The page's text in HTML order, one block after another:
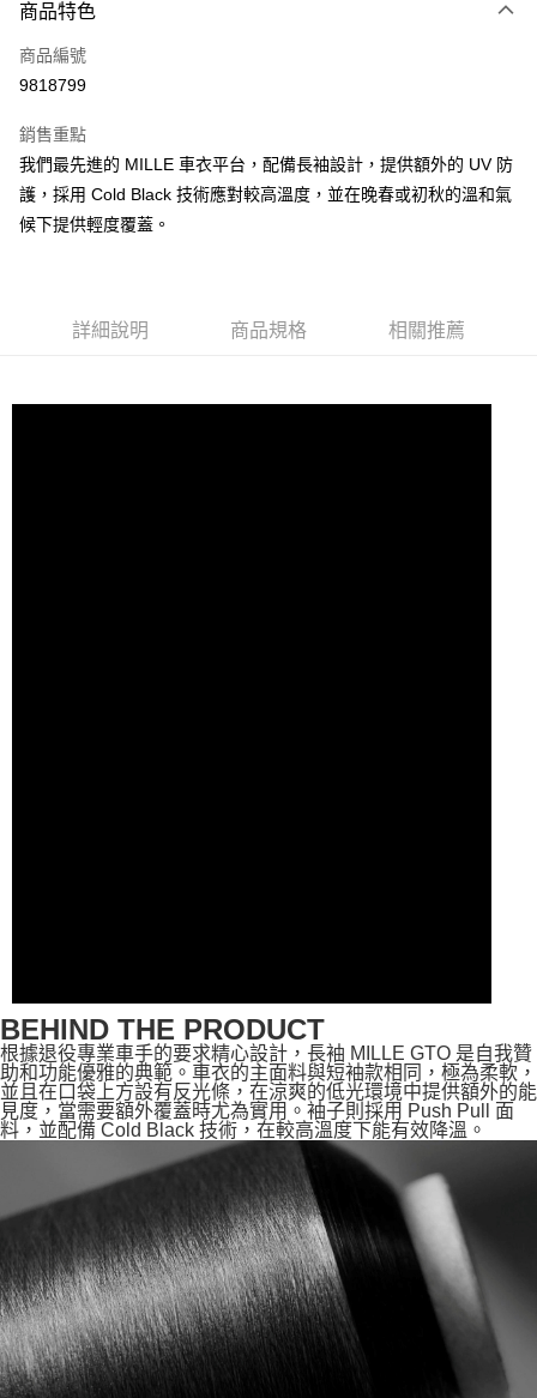
Apple Pay
ATM付款
全家取貨付款
每筆NT$90
付款後全家取貨
每筆NT$60，滿NT$10,000(含以上)免運費
商品特色
商品編號
9818799
銷售重點
我們最先進的 MILLE 車衣平台，配備長袖設計，提供額外的 UV 防
護，採用 Cold Black 技術應對較高溫度，並在晚春或初秋的溫和氣
候下提供輕度覆蓋。
詳細說明 商品規格 相關推薦
BEHIND THE PRODUCT
根據退役專業車手的要求精心設計，長袖 MILLE GTO 是自我贊
助和功能優雅的典範。車衣的主面料與短袖款相同，極為柔軟，
並且在口袋上方設有反光條，在涼爽的低光環境中提供額外的能
見度，當需要額外覆蓋時尤為實用。袖子則採用 Push Pull 面
料，並配備 Cold Black 技術，在較高溫度下能有效降溫。